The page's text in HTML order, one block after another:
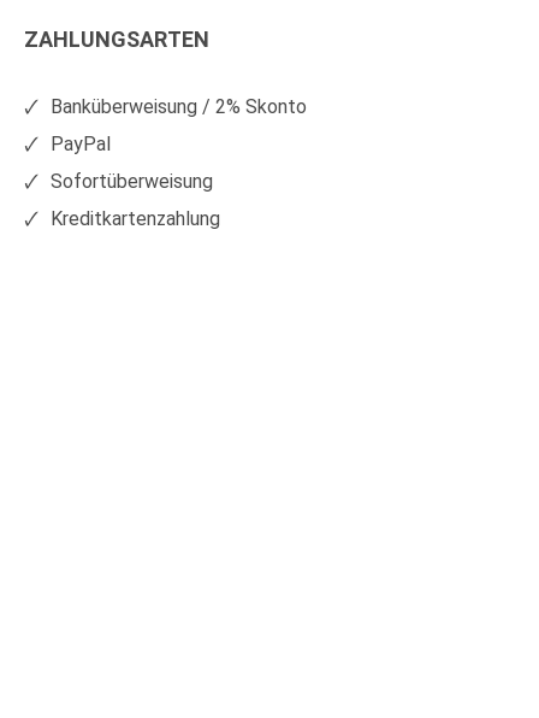
auf
auf
ZAHLUNGSARTEN
Banküberweisung / 2% Skonto
PayPal
Sofortüberweisung
Kreditkartenzahlung